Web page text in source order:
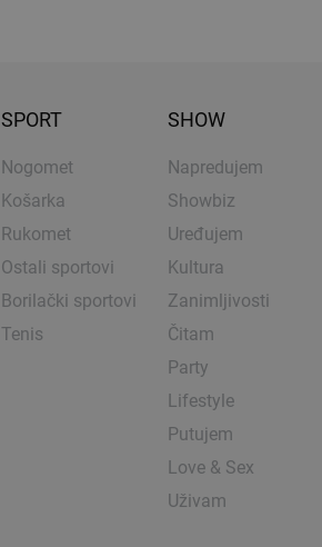
SPORT
Nogomet
Košarka
Rukomet
Ostali sportovi
Borilački sportovi
Tenis
SHOW
Napredujem
Showbiz
Uređujem
Kultura
Zanimljivosti
Čitam
Party
Lifestyle
Putujem
Love & Sex
Uživam